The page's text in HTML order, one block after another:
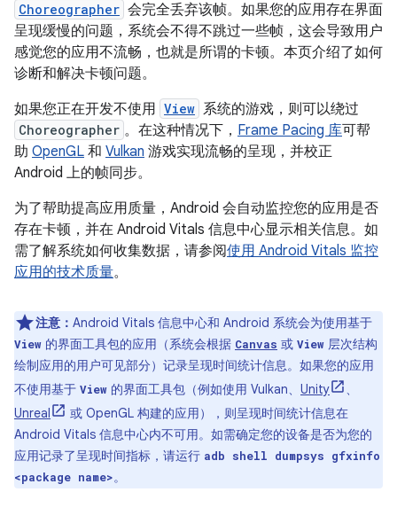
Choreographer 会完全丢弃该帧。如果您的应用存在界面
呈现缓慢的问题，系统会不得不跳过一些帧，这会导致用户
感觉您的应用不流畅，也就是所谓的卡顿。 本页介绍了如何
诊断和解决卡顿问题。
如果您正在开发不使用 View 系统的游戏，则可以绕过
Choreographer 。在这种情况下， Frame Pacing 库可帮
助 OpenGL 和 Vulkan 游戏实现流畅的呈现，并校正
Android 上的帧同步。
为了帮助提高应用质量，Android 会自动监控您的应用是否
存在卡顿，并在 Android Vitals 信息中心显示相关信息。如
需了解系统如何收集数据，请参阅使用 Android Vitals 监控
应用的技术质量。
注意： Android Vitals 信息中心和 Android 系统会为使用基于
View 的界面工具包的应用（系统会根据 Canvas 或 View 层次结构
绘制应用的用户可见部分）记录呈现时间统计信息。如果您的应用
不使用基于 View 的界面工具包（例如使用 Vulkan、 Unity
、
Unreal
或 OpenGL 构建的应用），则呈现时间统计信息在
Android Vitals 信息中心内不可用。如需确定您的设备是否为您的
应用记录了呈现时间指标，请运行 adb shell dumpsys gfxinfo
<package name>。